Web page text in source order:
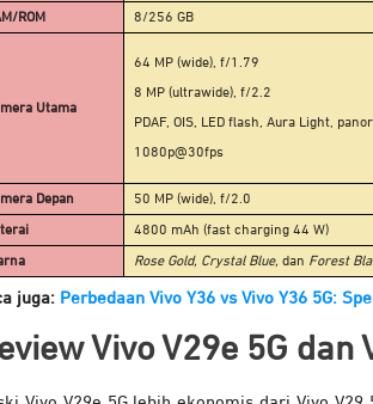
ROM 8/256 GB
Utama
64 MP (wide), f/1.79
8 MP (ultrawide), f/2.2
PDAF, OIS, LED flash, Aura Light,
1080p@30fps
Depan 50 MP (wide), f/2.0
4800 mAh (fast charging 44 W)
Rose Gold, Crystal Blue, dan Forest
juga: Perbedaan Vivo Y36 vs Vivo Y36 5G:
Vivo V29e 5G dan